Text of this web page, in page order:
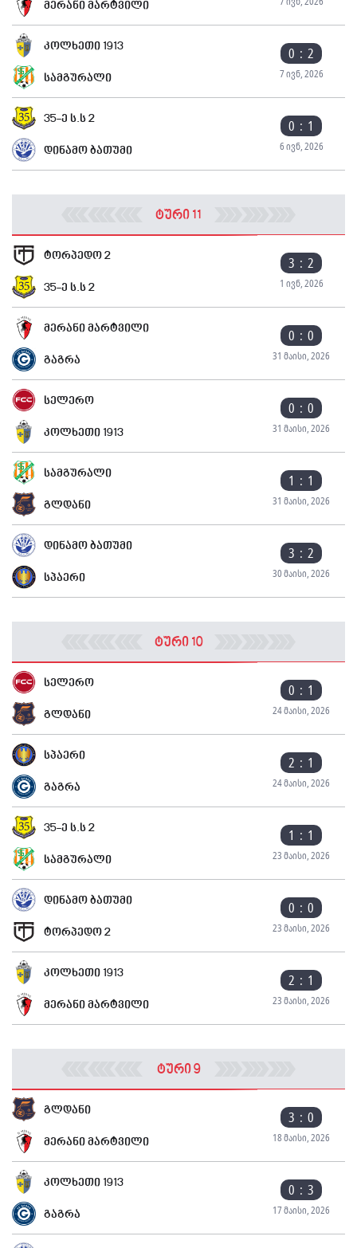
მერანი მარტვილი
კოლხეთი 1913 0 : 2
7 ივნ, 2026
სამგურალი
35-ე ს.ს 2 0 : 1
6 ივნ, 2026
დინამო ბათუმი
ტური 11
ტორპედო 2 3 : 2
1 ივნ, 2026
35-ე ს.ს 2
მერანი მარტვილი 0 : 0
31 მაისი, 2026
გაგრა
სელერო 0 : 0
31 მაისი, 2026
კოლხეთი 1913
სამგურალი 1 : 1
31 მაისი, 2026
გლდანი
დინამო ბათუმი 3 : 2
30 მაისი, 2026
სპაერი
ტური 10
სელერო 0 : 1
24 მაისი, 2026
გლდანი
სპაერი 2 : 1
24 მაისი, 2026
გაგრა
35-ე ს.ს 2 1 : 1
23 მაისი, 2026
სამგურალი
დინამო ბათუმი 0 : 0
23 მაისი, 2026
ტორპედო 2
კოლხეთი 1913 2 : 1
23 მაისი, 2026
მერანი მარტვილი
ტური 9
გლდანი 3 : 0
18 მაისი, 2026
მერანი მარტვილი
კოლხეთი 1913 0 : 3
17 მაისი, 2026
გაგრა